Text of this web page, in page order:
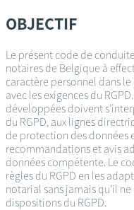
OBJECTIF
Le présent code de
notaires de Belgique à
caractère personnel dans
avec les exigences du
développées doivent
du RGPD, aux lignes
de protection des données
recommandations et avis
données compétente. Le
règles du RGPD en les
notarial sans jamais qu’il
dispositions du RGPD.